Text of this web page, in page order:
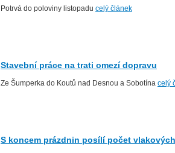
Potrvá do poloviny listopadu celý článek
Stavební práce na trati omezí dopravu
Ze Šumperka do Koutů nad Desnou a Sobotína celý
S koncem prázdnin posílí počet